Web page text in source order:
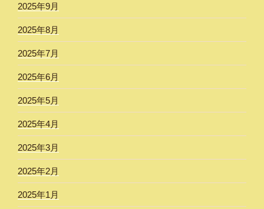
2025年9月
2025年8月
2025年7月
2025年6月
2025年5月
2025年4月
2025年3月
2025年2月
2025年1月